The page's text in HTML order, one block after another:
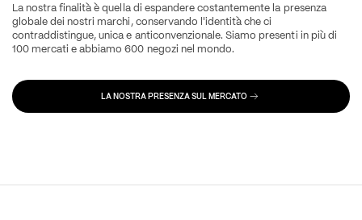
La nostra finalità è quella di espandere costantemente la presenza
globale dei nostri marchi, conservando l'identità che ci
contraddistingue, unica e anticonvenzionale. Siamo presenti in più di
100 mercati e abbiamo 600 negozi nel mondo.
LA NOSTRA PRESENZA SUL MERCATO